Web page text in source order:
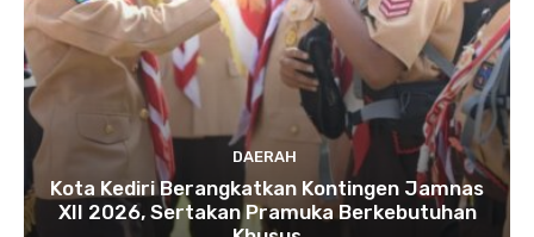
DAERAH
Kota Kediri Berangkatkan Kontingen Jamnas
XII 2026, Sertakan Pramuka Berkebutuhan